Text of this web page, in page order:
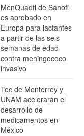
MenQuadfi de Sanofi
es aprobado en
Europa para lactantes
a partir de las seis
semanas de edad
contra meningococo
invasivo
Tec de Monterrey y
UNAM acelerarán el
desarrollo de
medicamentos en
México